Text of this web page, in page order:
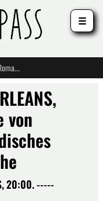
DIE JUNGFRAU VON ORLEANS, Romantische Tragödie von Friedrich Schiller, Badisches Staatstheater Karlsruhe
von
20:00. -----
☰